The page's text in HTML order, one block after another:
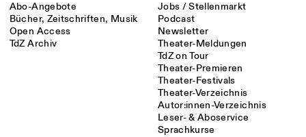
Abo-Angebote
Bücher, Zeitschriften, Musik
Open Access
TdZ Archiv
Jobs / Stellenmarkt
Podcast
Newsletter
Theater-Meldungen
TdZ on Tour
Theater-Premieren
Theater-Festivals
Theater-Verzeichnis
Autor:innen-Verzeichnis
Leser- & Aboservice
Sprachkurse